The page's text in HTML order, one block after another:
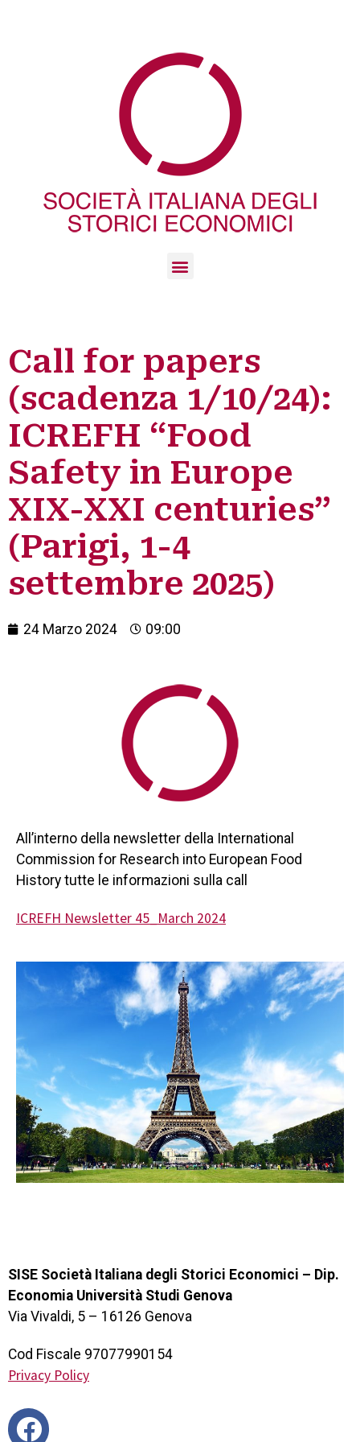
Call for papers
(scadenza 1/10/24):
ICREFH “Food
Safety in Europe
XIX-XXI centuries”
(Parigi, 1-4
settembre 2025)
24 Marzo 2024 09:00
All’interno della newsletter della International
Commission for Research into European Food
History tutte le informazioni sulla call
ICREFH Newsletter 45_March 2024
SISE Società Italiana degli Storici Economici – Dip.
Economia Università Studi Genova
Via Vivaldi, 5 – 16126 Genova
Cod Fiscale 97077990154
Privacy Policy